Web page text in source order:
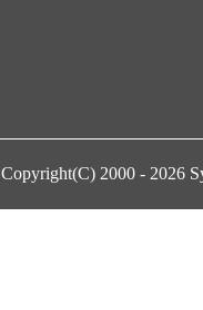
Copyright(C) 2000 - 2026